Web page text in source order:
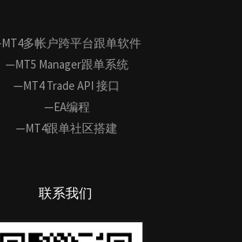
多帐户跨平台跟单软件
—MT5 Manager跟单系统
—MT4 Trade API 接口
—EA编程
—MT4跟单社区搭建
联系我们